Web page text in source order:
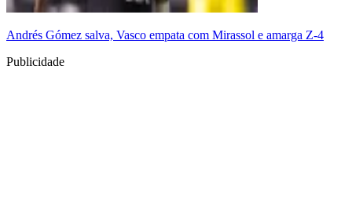
Andrés Gómez salva, Vasco empata com Mirassol e amarga Z-4
Publicidade